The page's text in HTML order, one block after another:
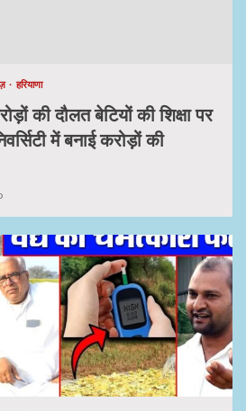
हरियाणा
की दौलत बेटियों की शिक्षा पर
में बनाई करोड़ों की